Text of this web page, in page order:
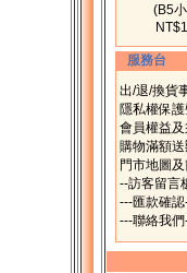
(B5
服務台
出/退/換貨
隱私權保護
會員權益及
購物滿額
門市地圖
--訪客留言
---匯款確
---聯絡我